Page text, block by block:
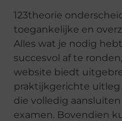
123theorie
toegankelijke en
Alles wat je nodig
succesvol af te
website biedt
praktijkgerichte uitleg
die volledig
examen. Bovendien